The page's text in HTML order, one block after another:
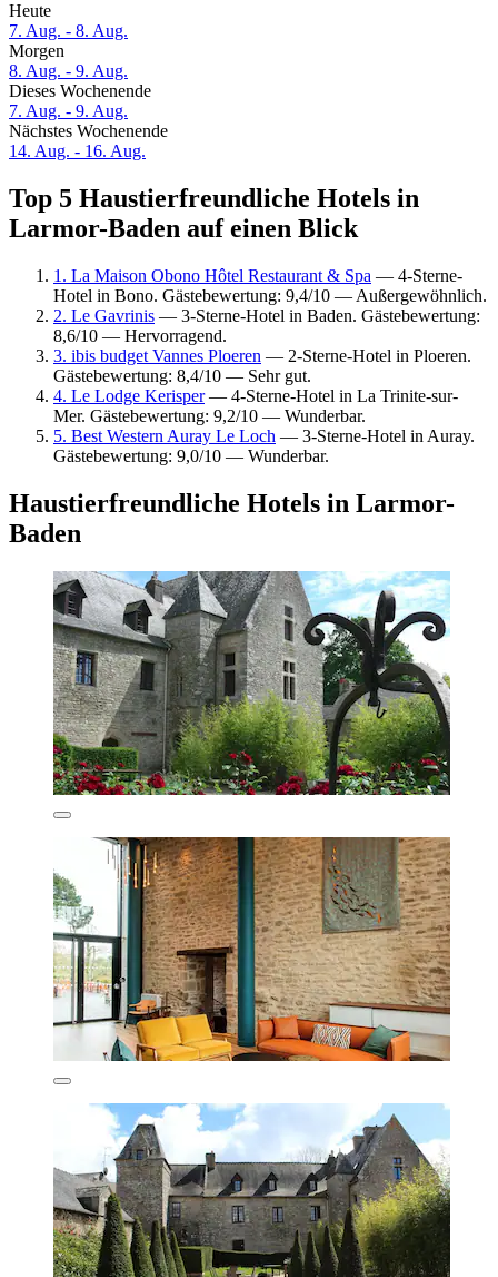
Heute
7. Aug. - 8. Aug.
Morgen
8. Aug. - 9. Aug.
Dieses Wochenende
7. Aug. - 9. Aug.
Nächstes Wochenende
14. Aug. - 16. Aug.
Top 5 Haustierfreundliche Hotels in
Larmor-Baden auf einen Blick
1. La Maison Obono Hôtel Restaurant & Spa — 4-Sterne-
Hotel in Bono. Gästebewertung: 9,4/10 — Außergewöhnlich.
2. Le Gavrinis — 3-Sterne-Hotel in Baden. Gästebewertung:
8,6/10 — Hervorragend.
3. ibis budget Vannes Ploeren — 2-Sterne-Hotel in Ploeren.
Gästebewertung: 8,4/10 — Sehr gut.
4. Le Lodge Kerisper— 4-Sterne-Hotel in La Trinite-sur-
Mer. Gästebewertung: 9,2/10 — Wunderbar.
5. Best Western Auray Le Loch — 3-Sterne-Hotel in Auray.
Gästebewertung: 9,0/10 — Wunderbar.
Haustierfreundliche Hotels in Larmor-
Baden